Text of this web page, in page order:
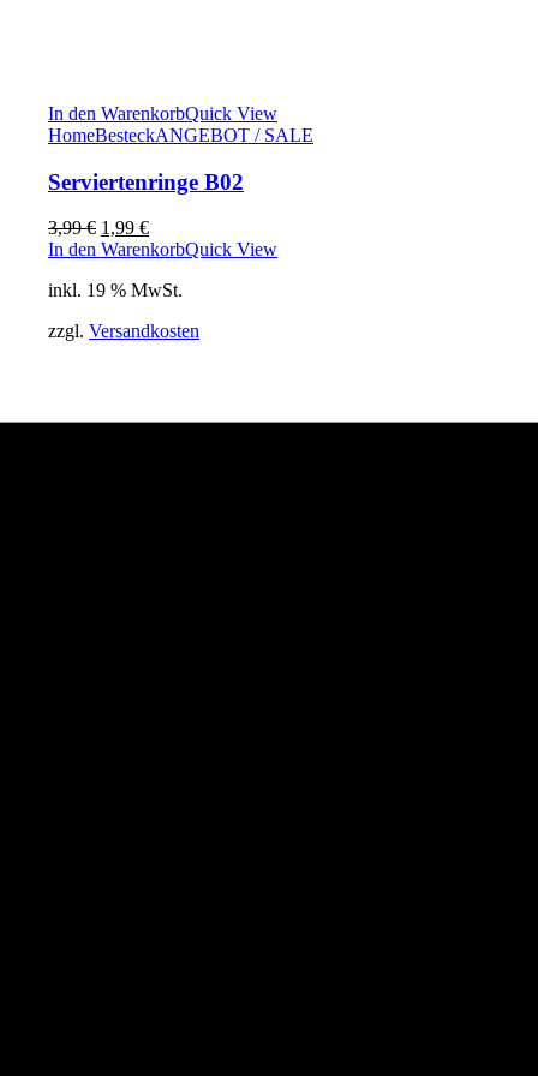
In den WarenkorbQuick View
HomeBesteckANGEBOT / SALE
Serviertenringe B02
3,99€ Ursprünglicher
Preis
3,99 €
1,99 €Aktueller
Preis
1,99 €.
In den WarenkorbQuick View
inkl. 19 % MwSt.
zzgl. Versandkosten